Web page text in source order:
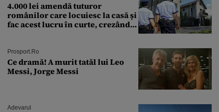
4.000 lei amendă tuturor
românilor care locuiesc la casă și
fac acest lucru în curte, crezând
Prosport.ro
Ce dramă! A murit tatăl lui Leo
Messi, Jorge Messi
Adevarul